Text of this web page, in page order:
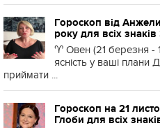
Гороскоп від
року для всіх знаків
♈️ Овен (21 березня -
ясність у ваші плани
приймати ...
Гороскоп на 21
Глоби для всіх